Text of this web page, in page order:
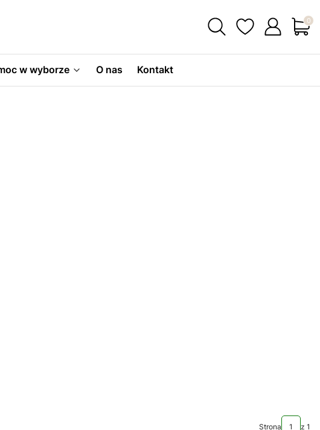
w wyborze O nas Kontakt
Strona z 1